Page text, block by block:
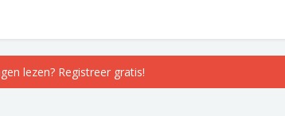
lezen? Registreer gratis!